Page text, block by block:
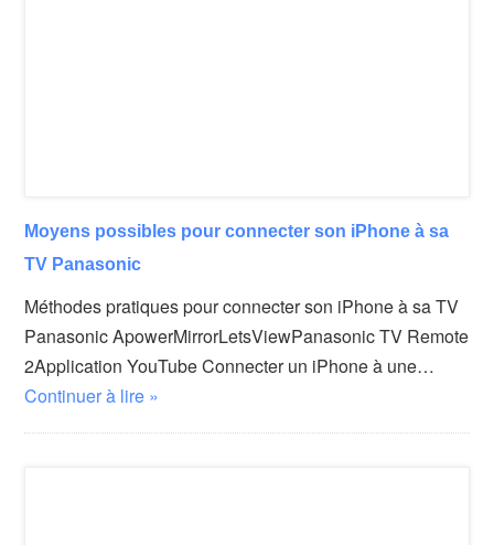
Moyens possibles pour connecter son iPhone à sa
TV Panasonic
Méthodes pratiques pour connecter son iPhone à sa TV
Panasonic ApowerMirrorLetsViewPanasonic TV Remote
2Application YouTube Connecter un iPhone à une…
Continuer à lire »